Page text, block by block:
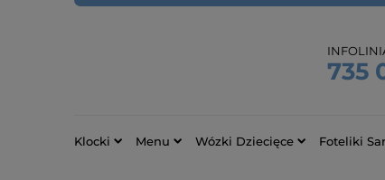
735
Klocki Menu Wózki Dziecięce Foteliki